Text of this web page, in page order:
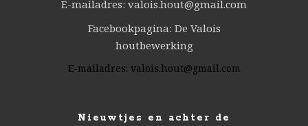
E-mailadres: valois.hout@gmail.com
Facebookpagina: De Valois
houtbewerking
E-mailadres: valois.hout@gmail.com
Nieuwtjes en achter de